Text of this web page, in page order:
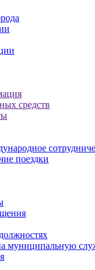
средств
поездки
муниципальную